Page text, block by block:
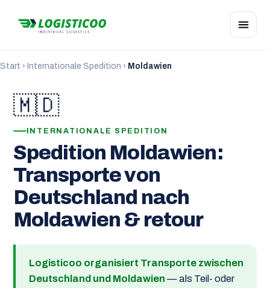
Start › Internationale Spedition › Moldawien
🇲🇩
INTERNATIONALE SPEDITION
Spedition Moldawien:
Transporte von
Deutschland nach
Moldawien & retour
Logisticoo organisiert Transporte zwischen
Deutschland und Moldawien — als Teil- oder